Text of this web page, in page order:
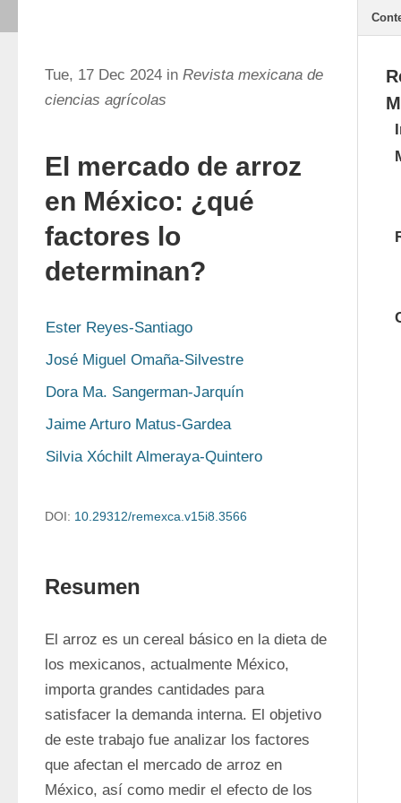
Tue, 17 Dec 2024 in Revista mexicana de
ciencias agrícolas
El mercado de arroz
en México: ¿qué
factores lo
determinan?
Ester Reyes-Santiago
José Miguel Omaña-Silvestre
Dora Ma. Sangerman-Jarquín
Jaime Arturo Matus-Gardea
Silvia Xóchilt Almeraya-Quintero
DOI: 10.29312/remexca.v15i8.3566
Resumen
El arroz es un cereal básico en la dieta de
los mexicanos, actualmente México,
importa grandes cantidades para
satisfacer la demanda interna. El objetivo
de este trabajo fue analizar los factores
que afectan el mercado de arroz en
México, así como medir el efecto de los